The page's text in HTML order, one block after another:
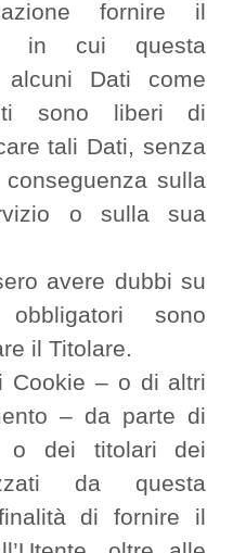
fornire il
in cui questa
alcuni Dati come
sono liberi di
tali Dati, senza
sulla
o sulla sua
avere dubbi su
sono
il Titolare.
Cookie – o di altri
– da parte di
o dei titolari dei
da questa
di fornire il